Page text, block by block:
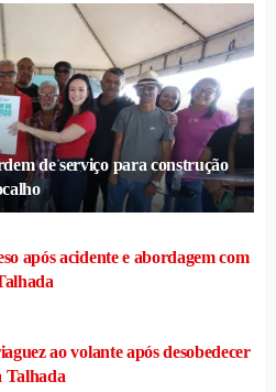
de serviço para construção
após acidente e abordagem com
ao volante após desobedecer
Talhada